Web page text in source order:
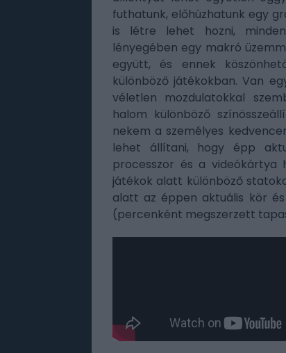
futhatunk, előhúzhatunk egy
is létre lehet hozni,
lényegében egy makró
együtt, és ennek
különböző játékokban. Van
véletlen mozdulatokkal
halom különböző
nekem a személyes
lehet állítani, hogy épp
processzor és a videókártya
játékok alatt különböző
alatt az éppen aktuális kör
(percenként megszerzett